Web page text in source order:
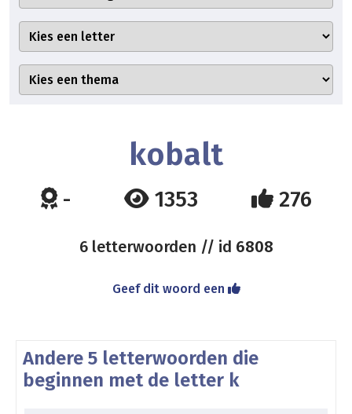
kobalt
- 1353 276
6 letterwoorden // id 6808
Geef dit woord een
Andere 5 letterwoorden die
beginnen met de letter k